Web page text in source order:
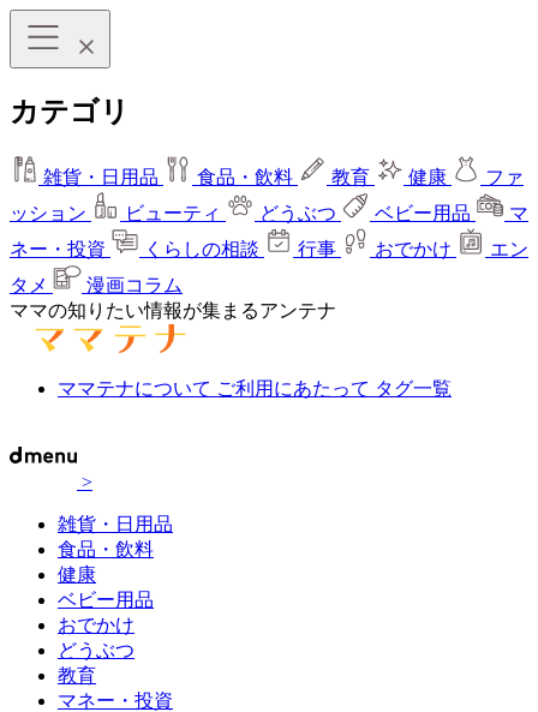
カテゴリ
雑貨・日用品 食品・飲料 教育 健康
ファ
ッション
ビューティ どうぶつ ベビー用品
マ
ネー・投資
くらしの相談 行事 おでかけ
エン
タメ
漫画コラム
ママの知りたい情報が集まるアンテナ
ママテナについて ご利用にあたって タグ一覧
>
雑貨・日用品
食品・飲料
健康
ベビー用品
おでかけ
どうぶつ
教育
マネー・投資